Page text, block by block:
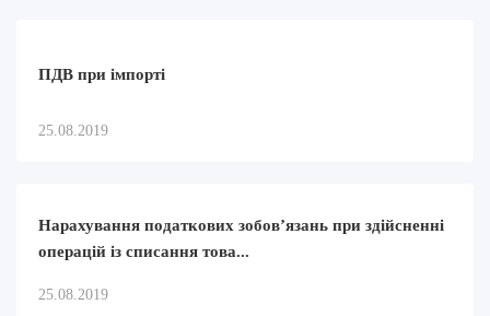
ПДВ при імпорті
25.08.2019
Нарахування податкових зобов’язань при здійсненні
операцій із списання това...
25.08.2019